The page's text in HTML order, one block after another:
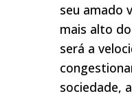
seu amado
mais alto
será a
sociedade,